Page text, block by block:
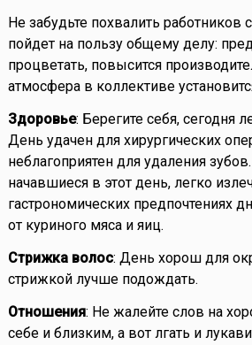
Не забудьте похвалить работников
пойдет на пользу общему делу:
процветать, повысится
атмосфера в коллективе
Здоровье: Берегите себя, сегодня
День удачен для хирургических
неблагоприятен для удаления
начавшиеся в этот день, легко
гастрономических предпочтениях
от куриного мяса и яиц.
Стрижка волос: День хорош для
стрижкой лучше подождать.
Отношения: Не жалейте слов на
себе и близким, а вот лгать и